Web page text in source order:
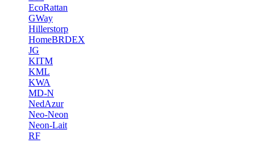
EcoRattan
GWay
Hillerstorp
HomeBRDEX
JG
KITM
KML
KWA
MD-N
NedAzur
Neo-Neon
Neon-Lait
RF